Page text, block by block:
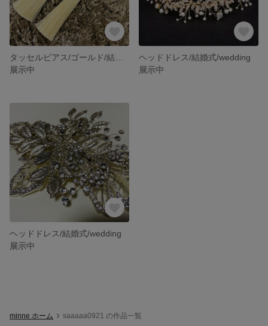
展示中
ヘッドドレス/結婚式/wedding
展示中
ヘッドドレス/結婚式/wedding
展示中
minne ホーム saaaaa0921 の作品一覧